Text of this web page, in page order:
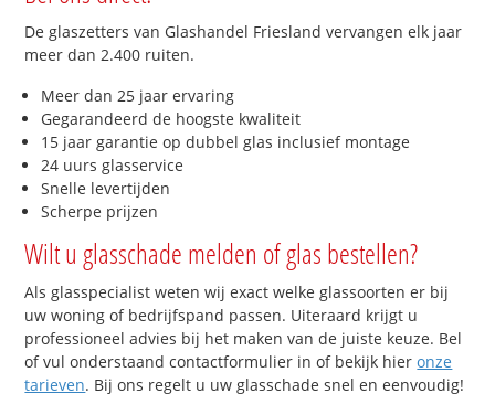
De glaszetters van Glashandel Friesland vervangen elk jaar
meer dan 2.400 ruiten.
Meer dan 25 jaar ervaring
Gegarandeerd de hoogste kwaliteit
15 jaar garantie op dubbel glas inclusief montage
24 uurs glasservice
Snelle levertijden
Scherpe prijzen
Wilt u glasschade melden of glas bestellen?
Als glasspecialist weten wij exact welke glassoorten er bij
uw woning of bedrijfspand passen. Uiteraard krijgt u
professioneel advies bij het maken van de juiste keuze. Bel
of vul onderstaand contactformulier in of bekijk hieronze
tarieven. Bij ons regelt u uw glasschade snel en eenvoudig!